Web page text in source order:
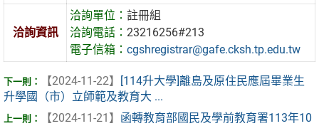
洽詢資訊
洽詢單位：註冊組
洽詢電話：23216256#213
電子信箱：cgshregistrar@gafe.cksh.tp.edu.tw
【2024-11-22】
[114升大學]離島及原住民應屆畢業生
升學國（市）立師範及教育大 ...
【2024-11-21】 函轉教育部國民及學前教育署113年10